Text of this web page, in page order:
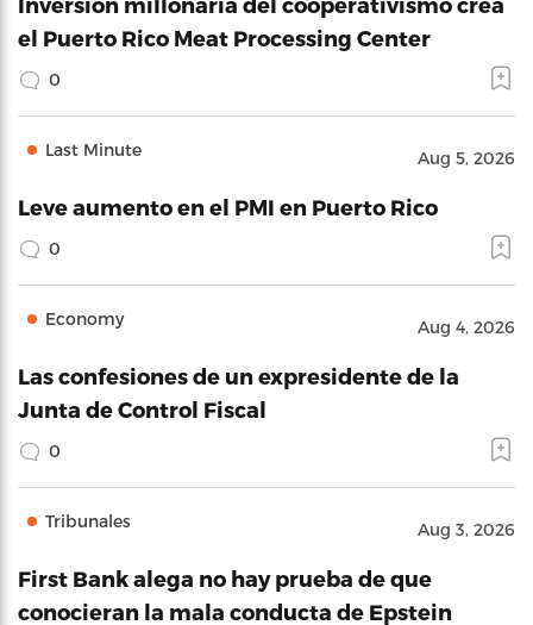
el Puerto Rico Meat Processing Center
0
Last Minute Aug 5, 2026
Leve aumento en el PMI en Puerto Rico
0
Economy Aug 4, 2026
Las confesiones de un expresidente de la
Junta de Control Fiscal
0
Tribunales Aug 3, 2026
First Bank alega no hay prueba de que
conocieran la mala conducta de Epstein